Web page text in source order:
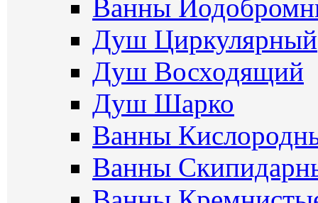
Ванны
Душ Циркулярный
Душ Восходящий
Душ Шарко
Ванны
Ванны